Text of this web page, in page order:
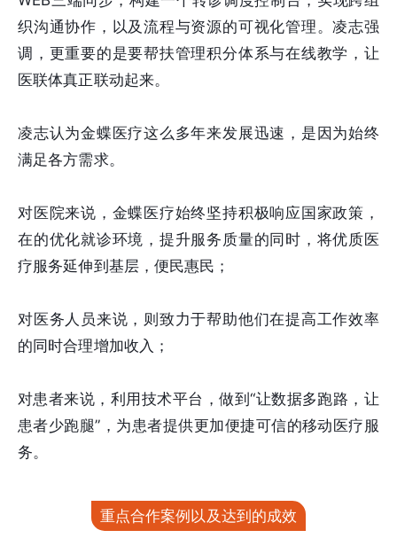
织沟通协作，以及流程与资源的可视化管理。凌志强
调，更重要的是要帮扶管理积分体系与在线教学，让
医联体真正联动起来。
凌志认为金蝶医疗这么多年来发展迅速，是因为始终
满足各方需求。
对医院来说，金蝶医疗始终坚持积极响应国家政策，
在的优化就诊环境，提升服务质量的同时，将优质医
疗服务延伸到基层，便民惠民；
对医务人员来说，则致力于帮助他们在提高工作效率
的同时合理增加收入；
对患者来说，利用技术平台，做到“让数据多跑路，让
患者少跑腿”，为患者提供更加便捷可信的移动医疗服
务。
重点合作案例以及达到的成效